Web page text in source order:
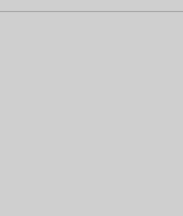
Tomás de
Carta de